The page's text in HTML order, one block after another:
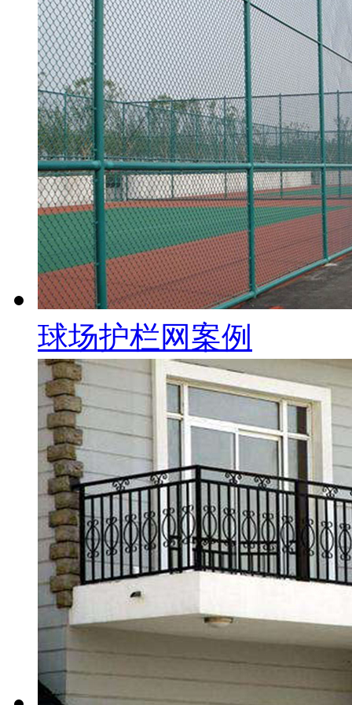
球场护栏网案例